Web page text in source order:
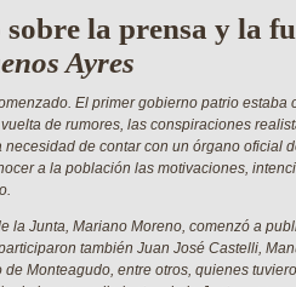
la prensa y la
Ayres
El primer gobierno patrio estaba
de rumores, las conspiraciones
de contar con un órgano oficial
a la población las motivaciones,
la Junta, Mariano Moreno, comenzó a
también Juan José Castelli,
Monteagudo, entre otros, quienes